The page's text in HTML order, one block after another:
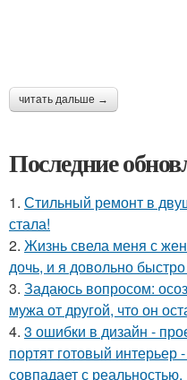
читать дальше →
Последние
1. Стильный ремонт в
стала!
2. Жизнь свела меня с
дочь, и я довольно
3. Задаюсь вопросом:
мужа от другой, что он
4. 3 ошибки в дизайн -
портят готовый интерьер
совпадает с реальностью.